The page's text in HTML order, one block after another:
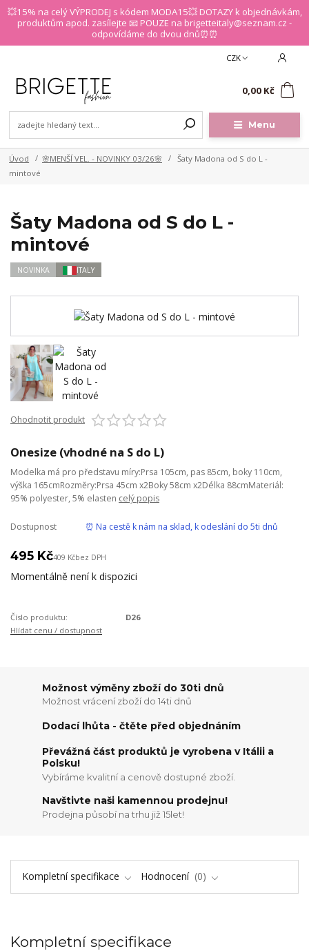
💥15% na celý VÝPRODEJ s kódem MODA15💥 DOTAZY k objednávkám,
produktům apod. zasílejte 📧 POUZE na brigetteitaly@seznam.cz -
odpovídáme do dvou dnů⏰⏰
Menu
CZK
0,00 Kč
Úvod 🌸MENŠÍ VEL. - NOVINKY 03/26🌸
Šaty Madona od S do L -
mintové
Šaty Madona od S do L -
mintové
NOVINKA ITALY
Ohodnotit produkt
Onesize (vhodné na S do L)
Modelka má pro představu míry:Prsa 105cm, pas 85cm, boky 110cm,
výška 165cmRozměry:Prsa 45cm x2Boky 58cm x2Délka 88cmMateriál:
95% polyester, 5% elasten celý popis
Dostupnost ⏰ Na cestě k nám na sklad, k odeslání do 5ti dnů
495 Kč409 Kčbez DPH
Momentálně není k dispozici
Číslo produktu:
D26
Hlídat cenu / dostupnost
Možnost výměny zboží do 30ti dnů
Možnost vrácení zboží do 14ti dnů
Dodací lhůta - čtěte před objednáním
Převážná část produktů je vyrobena v Itálii a
Polsku!
Vybíráme kvalitní a cenově dostupné zboží.
Navštivte naši kamennou prodejnu!
Prodejna působí na trhu již 15let!
Kompletní specifikace Hodnocení 0
Kompletní specifikace